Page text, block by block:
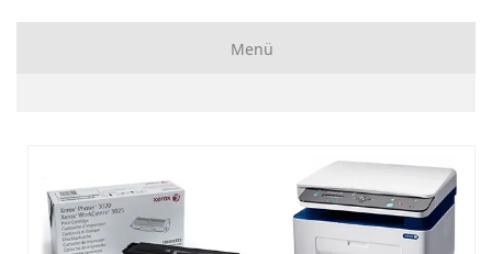
Menü
HP Yazıcı Reset
Xerox Yazıcı Reset